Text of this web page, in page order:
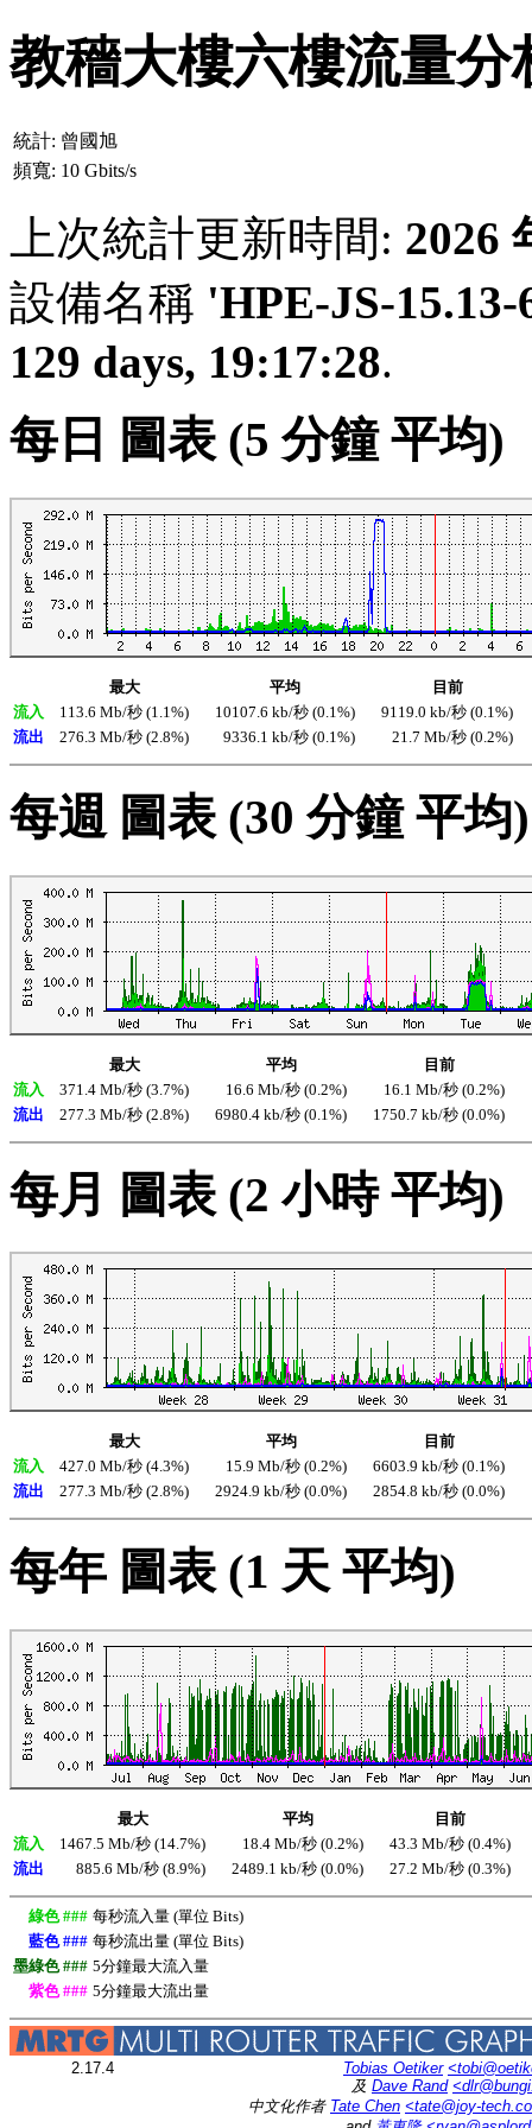
教穡大樓六樓流量分
統計: 曾國旭
頻寬: 10 Gbits/s
上次統計更新時間: 2026
設備名稱 'HPE-JS-
129 days, 19:17:28.
每日 圖表 (5 分鐘 平均)
最大 平均
目前
流入
113.6 Mb/秒 (1.1%) 10107.6 kb/秒 (0.1%)
9119.0 kb/秒 (0.1%)
流出
276.3 Mb/秒 (2.8%) 9336.1 kb/秒 (0.1%) 21.7 Mb/秒 (0.2%)
每週 圖表 (30 分鐘 平均)
最大 平均
目前
流入
371.4 Mb/秒 (3.7%) 16.6 Mb/秒 (0.2%)
16.1 Mb/秒 (0.2%)
流出
277.3 Mb/秒 (2.8%) 6980.4 kb/秒 (0.1%) 1750.7 kb/秒 (0.0%)
每月 圖表 (2 小時 平均)
最大 平均
目前
流入
427.0 Mb/秒 (4.3%) 15.9 Mb/秒 (0.2%)
6603.9 kb/秒 (0.1%)
流出
277.3 Mb/秒 (2.8%) 2924.9 kb/秒 (0.0%) 2854.8 kb/秒 (0.0%)
每年 圖表 (1 天 平均)
最大 平均
目前
流入
1467.5 Mb/秒 (14.7%) 18.4 Mb/秒 (0.2%)
43.3 Mb/秒 (0.4%)
流出
885.6 Mb/秒 (8.9%) 2489.1 kb/秒 (0.0%) 27.2 Mb/秒 (0.3%)
綠色 ### 每秒流入量 (單位 Bits)
藍色 ### 每秒流出量 (單位 Bits)
墨綠色 ### 5分鐘最大流入量
紫色 ### 5分鐘最大流出量
2.17.4 Tobias Oetiker
及 Dave Rand
中文化作者 Tate Chen <tate@joy-